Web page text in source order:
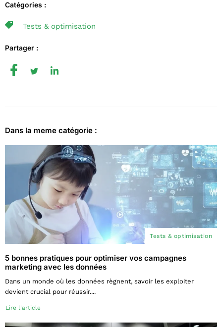
Catégories :
Tests & optimisation
Partager :
Dans la meme catégorie :
Tests & optimisation
5 bonnes pratiques pour optimiser vos campagnes
marketing avec les données
Dans un monde où les données règnent, savoir les exploiter
devient crucial pour réussir....
Lire l'article